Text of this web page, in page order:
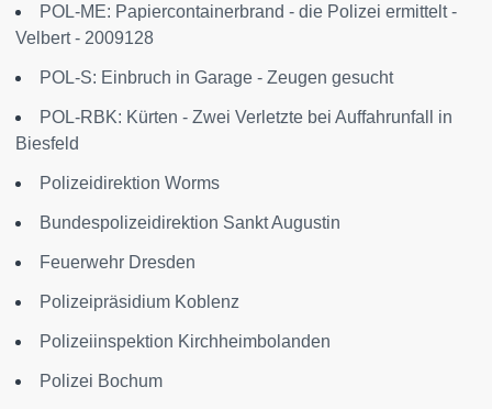
POL-ME: Papiercontainerbrand - die Polizei ermittelt -
Velbert - 2009128
POL-S: Einbruch in Garage - Zeugen gesucht
POL-RBK: Kürten - Zwei Verletzte bei Auffahrunfall in
Biesfeld
Polizeidirektion Worms
Bundespolizeidirektion Sankt Augustin
Feuerwehr Dresden
Polizeipräsidium Koblenz
Polizeiinspektion Kirchheimbolanden
Polizei Bochum